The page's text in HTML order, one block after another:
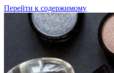
Перейти к содержимому